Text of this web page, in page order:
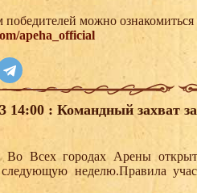
победителей можно ознакомиться
apeha_official
14:00 : Командный захват
Во Всех городах Арены
неделю.Правила